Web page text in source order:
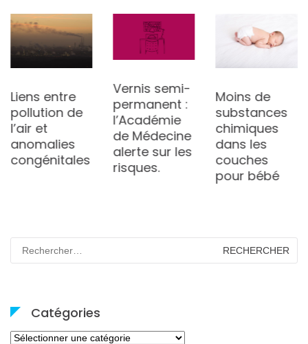
Liens entre
pollution de
l’air et
anomalies
congénitales
Vernis semi-
permanent :
l’Académie
de Médecine
alerte sur les
risques.
Moins de
substances
chimiques
dans les
couches
pour bébé
Rechercher :
Catégories
Catégories